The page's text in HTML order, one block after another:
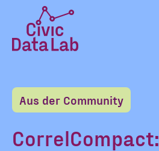
Inhalt
springen
Lab
Startseite
LERNEN
Aus der Community
CorrelCompact: